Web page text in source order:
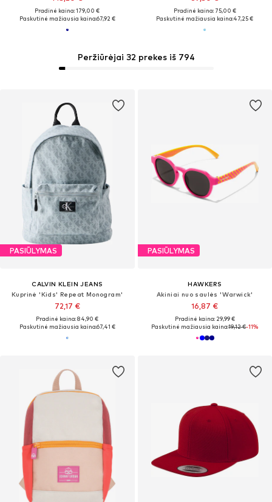
Pradinė kaina: 179,00 €
Paskutinė mažiausia kaina:67,92 €
Pradinė kaina: 75,00 €
Paskutinė mažiausia kaina:47,25 €
Peržiūrėjai 32 prekes iš 794
PASIŪLYMAS
CALVIN KLEIN JEANS
Kuprinė 'Kids' Repeat Monogram'
72,17 €
Pradinė kaina: 84,90 €
Paskutinė mažiausia kaina:67,41 €
PASIŪLYMAS
HAWKERS
Akiniai nuo saulės 'Warwick'
16,87 €
Pradinė kaina: 29,99 €
Paskutinė mažiausia kaina:19,12 €-11%